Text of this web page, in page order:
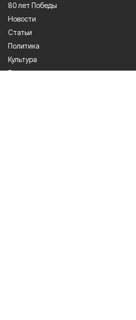
80 лет Победы
Новости
Статьи
Политика
Культура
Газета